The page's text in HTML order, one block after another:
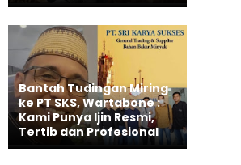
Bantah Tudingan Miring
ke PT SKS, Wartabone :
Kami Punya Ijin Resmi,
Tertib dan Profesional